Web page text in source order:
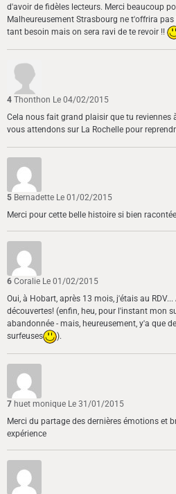
d'avoir de fidèles lecteurs. Merci beaucoup
Malheureusement Strasbourg ne t'offrira
tant besoin mais on sera ravi de te revoir !!
4 Thonthon Le 04/02/2015
Cela nous fait grand plaisir que tu reviennes
vous attendons sur La Rochelle pour
5 Bernadette Le 01/02/2015
Merci pour cette belle histoire si bien
6 Coralie Le 01/02/2015
Oui, à Hobart, après 13 mois, j'étais au
découvertes! (enfin, heu, pour l'instant mon
abandonnée - mais, heureusement, y'a que
surfeuses
).
7 huet monique Le 31/01/2015
Merci du partage des dernières émotions et
expérience